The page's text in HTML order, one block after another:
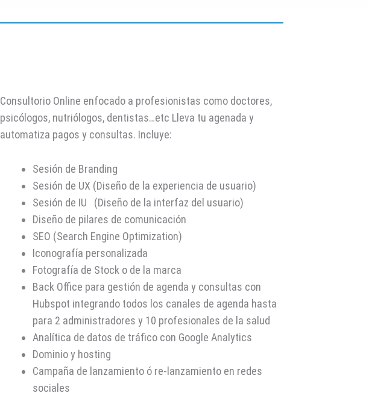
Consultorio Online enfocado a profesionistas como doctores,
psicólogos, nutriólogos, dentistas…etc Lleva tu agenada y
automatiza pagos y consultas. Incluye:
Sesión de Branding
Sesión de UX (Diseño de la experiencia de usuario)
Sesión de IU (Diseño de la interfaz del usuario)
Diseño de pilares de comunicación
SEO (Search Engine Optimization)
Iconografía personalizada
Fotografía de Stock o de la marca
Back Office para gestión de agenda y consultas con
Hubspot integrando todos los canales de agenda hasta
para 2 administradores y 10 profesionales de la salud
Analítica de datos de tráfico con Google Analytics
Dominio y hosting
Campaña de lanzamiento ó re-lanzamiento en redes
sociales